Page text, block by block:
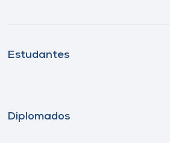
Estudantes
Diplomados